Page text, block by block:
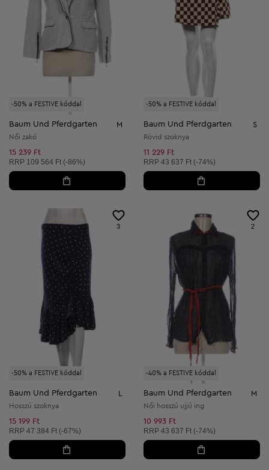
-50% a FESTIVE kóddal
Baum Und Pferdgarten M
Női zakó
15 239 Ft
Ajánlott ár:
RRP 109 564 Ft (-86%)
-50% a FESTIVE kóddal
Baum Und Pferdgarten S
Rövid szoknya
11 229 Ft
Ajánlott ár:
RRP 43 637 Ft (-74%)
-50% a FESTIVE kóddal
3
Baum Und Pferdgarten L
Hosszú szoknya
15 199 Ft
Ajánlott ár:
RRP 47 384 Ft (-67%)
-40% a FESTIVE kóddal
2
Baum Und Pferdgarten M
Női hosszú ujjú ing
10 993 Ft
Ajánlott ár:
RRP 43 637 Ft (-74%)